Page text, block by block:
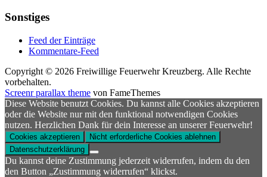
Sonstiges
Feed der Einträge
Kommentare-Feed
Copyright © 2026 Freiwillige Feuerwehr Kreuzberg. Alle Rechte
vorbehalten.
Screenr parallax theme von FameThemes
Diese Website benutzt Cookies. Du kannst alle Cookies akzeptieren
oder die Website nur mit den funktional notwendigen Cookies
nutzen. Herzlichen Dank für dein Interesse an unserer Feuerwehr!
Cookies akzeptieren
Nicht erforderliche Cookies ablehnen
Datenschutzerklärung
Du kannst deine Zustimmung jederzeit widerrufen, indem du den
den Button „Zustimmung widerrufen“ klickst.